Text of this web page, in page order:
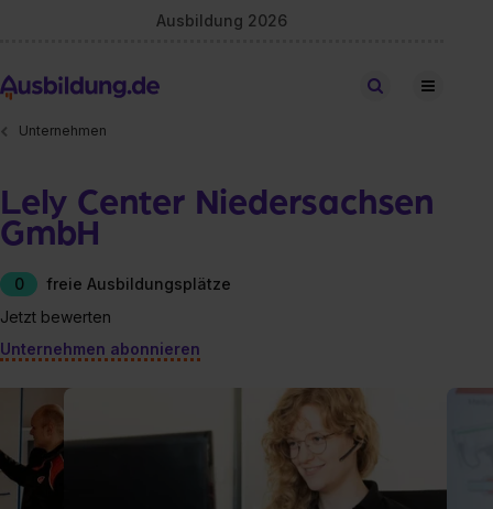
Ausbildung 2026
Stellen finden
Unternehmen
Lely Center Niedersachsen
GmbH
0
freie Ausbildungsplätze
Jetzt bewerten
Unternehmen abonnieren